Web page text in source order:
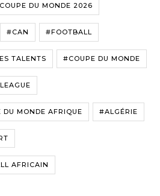
DU MONDE 2026
#CAN #FOOTBALL
TALENTS #COUPE DU MONDE
MONDE AFRIQUE #ALGÉRIE
AFRICAIN